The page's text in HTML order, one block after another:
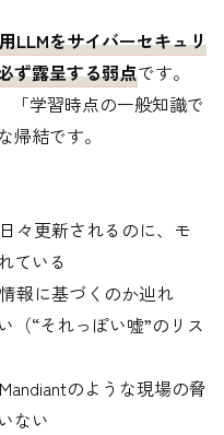
LLMをサイバーセキュリ
ず露呈する弱点です。
「学習時点の一般知識で
結です。
々更新されるのに、モ
ている
報に基づくのか辿れ
（“それっぽい嘘”のリス
のような現場の脅
ない